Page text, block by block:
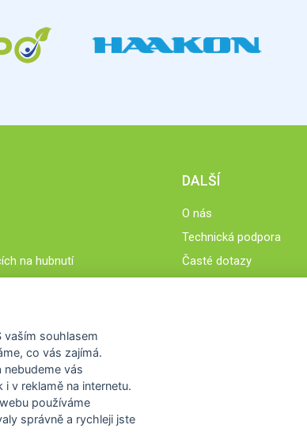
na hubnutí
DALŠÍ
O nás
Technická podpora
Časté dotazy
vaším souhlasem
co vás zajímá.
nebudeme vás
v reklamě na internetu.
používáme
správně a rychleji jste